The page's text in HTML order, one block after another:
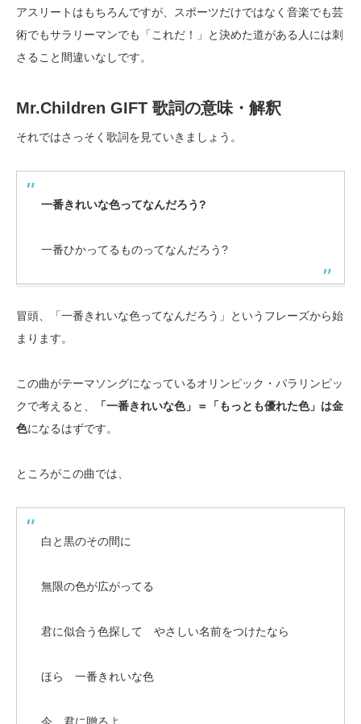
アスリートはもちろんですが、スポーツだけではなく音楽でも芸
術でもサラリーマンでも「これだ！」と決めた道がある人には刺
さること間違いなしです。
Mr.Children GIFT 歌詞の意味・解釈
それではさっそく歌詞を見ていきましょう。
一番きれいな色ってなんだろう?
一番ひかってるものってなんだろう?
冒頭、「一番きれいな色ってなんだろう」というフレーズから始
まります。
この曲がテーマソングになっているオリンピック・パラリンピッ
クで考えると、
「一番きれいな色」＝「もっとも優れた色」は金
色になるはずです。
ところがこの曲では、
白と黒のその間に
無限の色が広がってる
君に似合う色探して やさしい名前をつけたなら
ほら 一番きれいな色